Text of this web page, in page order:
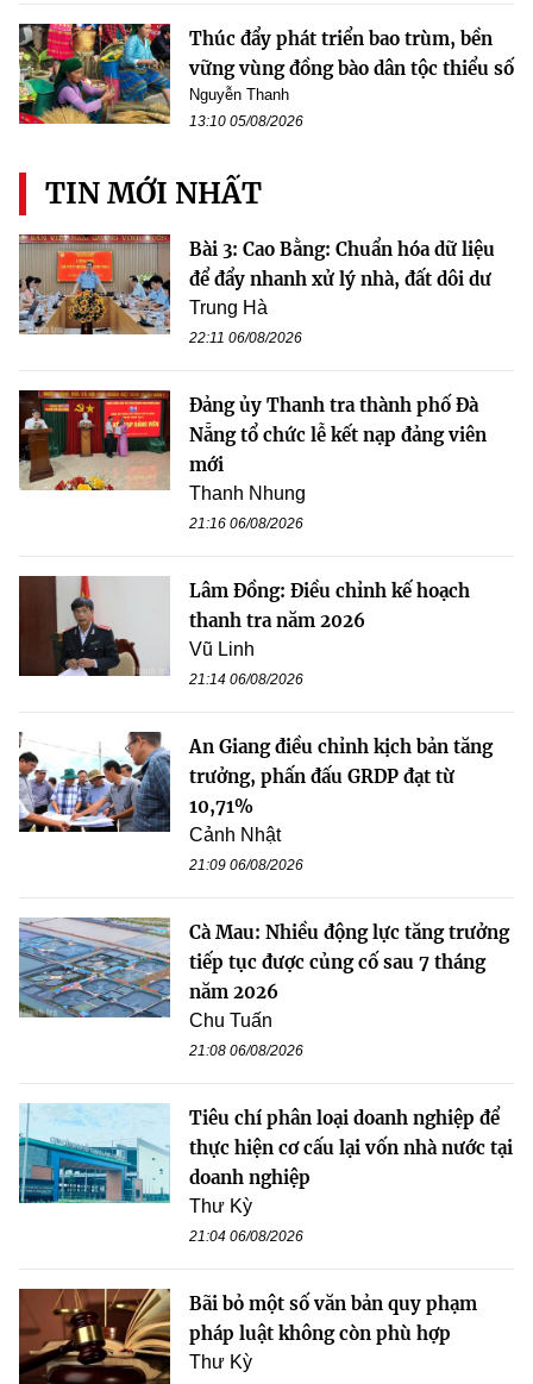
Thúc đẩy phát triển bao trùm, bền
vững vùng đồng bào dân tộc thiểu số
Nguyễn Thanh
13:10 05/08/2026
TIN MỚI NHẤT
Bài 3: Cao Bằng: Chuẩn hóa dữ liệu
để đẩy nhanh xử lý nhà, đất dôi dư
Trung Hà
22:11 06/08/2026
Đảng ủy Thanh tra thành phố Đà
Nẵng tổ chức lễ kết nạp đảng viên
mới
Thanh Nhung
21:16 06/08/2026
Lâm Đồng: Điều chỉnh kế hoạch
thanh tra năm 2026
Vũ Linh
21:14 06/08/2026
An Giang điều chỉnh kịch bản tăng
trưởng, phấn đấu GRDP đạt từ
10,71%
Cảnh Nhật
21:09 06/08/2026
Cà Mau: Nhiều động lực tăng trưởng
tiếp tục được củng cố sau 7 tháng
năm 2026
Chu Tuấn
21:08 06/08/2026
Tiêu chí phân loại doanh nghiệp để
thực hiện cơ cấu lại vốn nhà nước tại
doanh nghiệp
Thư Kỳ
21:04 06/08/2026
Bãi bỏ một số văn bản quy phạm
pháp luật không còn phù hợp
Thư Kỳ